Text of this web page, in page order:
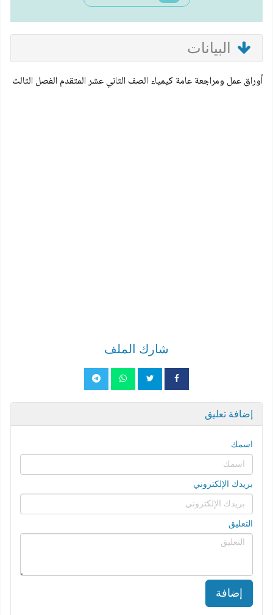
البيانات
أوراق عمل ومراجعة عامة كيمياء الصف الثاني عشر المتقدم الفصل الثالث
شارك الملف
إضافة تعليق
اسمك
بريدك الإلكتروني
التعليق
إضافة